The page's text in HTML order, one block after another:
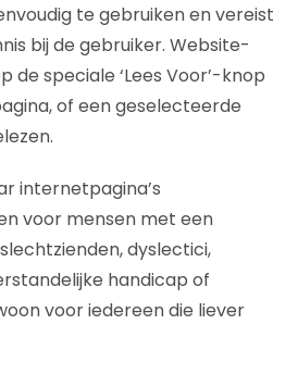
te gebruiken en vereist
bij de gebruiker. Website-
de speciale ‘Lees Voor’-knop
of een geselecteerde
internetpagina’s
voor mensen met een
dyslectici,
handicap of
voor iedereen die liever